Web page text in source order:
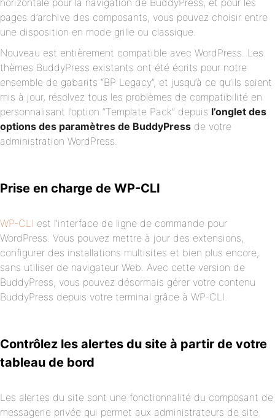
horizontale pour la navigation de BuddyPress, et pour les
pages d’archive des composants, vous pouvez choisir entre
une disposition en mode grille ou classique.
Nouveau est entièrement compatible avec WordPress. Les
thèmes BuddyPress existants ont été écrits pour notre
ensemble de gabarits “BP Legacy”, et jusqu’à ce qu’ils soient
mis à jour, résolvez tous les problèmes de compatibilité en
personnalisant l’option “Template Pack” depuis l’onglet des
options des paramètres de BuddyPress de votre
administration WordPress.
Prise en charge de WP-CLI
WP-CLI est l’interface de ligne de commande pour
WordPress. Vous pouvez mettre à jour des extensions,
configurer des installations multisites et bien plus encore,
sans utiliser de navigateur Web. Avec cette version de
BuddyPress, vous pouvez désormais gérer votre contenu
BuddyPress depuis votre terminal grâce à WP-CLI.
Contrôlez les alertes du site à partir de votre
tableau de bord
Les alertes du site sont une fonctionnalité du composant de
messagerie privée qui permet aux administrateurs de site